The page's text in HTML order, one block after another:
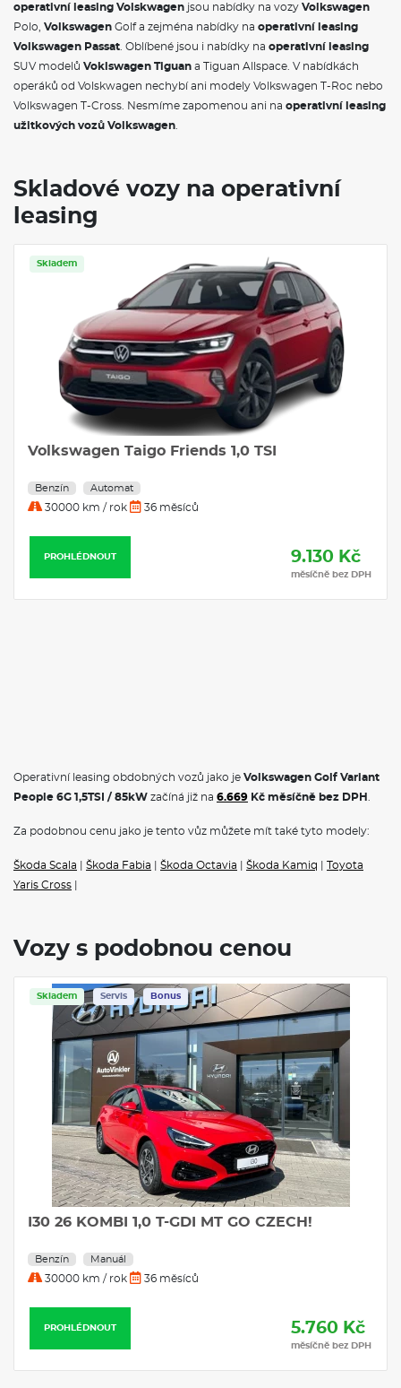
operativní leasing Volskwagen jsou nabídky na vozy Volkswagen
Polo, Volkswagen Golf a zejména nabídky na operativní leasing
Volkswagen Passat . Oblíbené jsou i nabídky na operativní leasing
SUV modelů Voklswagen Tiguan a Tiguan Allspace. V nabídkách
operáků od Volskwagen nechybí ani modely Volkswagen T-Roc nebo
Volkswagen T-Cross. Nesmíme zapomenou ani na operativní leasing
užitkových vozů Volkswagen
Skladové vozy na operativní
leasing
Skladem
Volkswagen Taigo Friends 1,0 TSI
Benzín Automat
30000 km / rok 36 měsíců
PROHLÉDNOUT 9.130 Kč
měsíčně bez DPH
Operativní leasing obdobných vozů jako je Volkswagen Golf Variant
People 6G 1,5TSI / 85kW začíná již na 6.669 Kč měsíčně bez DPH
Za podobnou cenu jako je tento vůz můžete mít také tyto modely:
Škoda Scala Škoda Fabia Škoda Octavia Škoda Kamiq
Toyota
Yaris Cross
Vozy s podobnou cenou
Skladem Servis Bonus
I30 26 KOMBI 1,0 T-GDI MT GO CZECH!
Benzín Manuál
30000 km / rok 36 měsíců
PROHLÉDNOUT 5.760 Kč
měsíčně bez DPH